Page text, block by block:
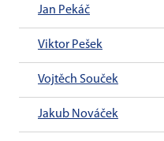
Jan Pekáč
Viktor Pešek
Vojtěch Souček
Jakub Nováček